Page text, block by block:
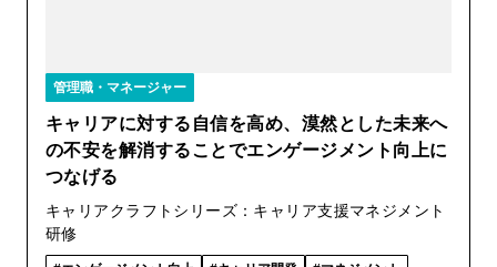
管理職・マネージャー
キャリアに対する自信を高め、漠然とした未来へ
の不安を解消することでエンゲージメント向上に
つなげる
キャリアクラフトシリーズ：キャリア支援マネジメント
研修